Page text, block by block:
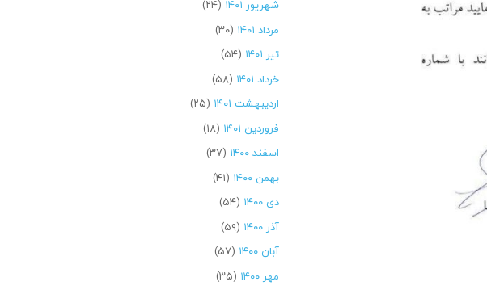
شهریور ۱۴۰۱
(۲۴)
مرداد ۱۴۰۱
(۳۰)
تیر ۱۴۰۱
(۵۴)
خرداد ۱۴۰۱
(۵۸)
اردیبهشت ۱۴۰۱
(۲۵)
فروردین ۱۴۰۱
(۱۸)
اسفند ۱۴۰۰
(۳۷)
بهمن ۱۴۰۰
(۴۱)
دی ۱۴۰۰
(۵۴)
آذر ۱۴۰۰
(۵۹)
آبان ۱۴۰۰
(۵۷)
مهر ۱۴۰۰
(۳۵)